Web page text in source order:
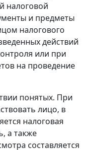
налоговой
и предметы
налогового
действий
или при
на проведение
понятых. При
лицо, в
налоговая
а также
составляется